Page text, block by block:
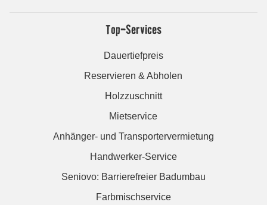
Top-Services
Dauertiefpreis
Reservieren & Abholen
Holzzuschnitt
Mietservice
Anhänger- und Transportervermietung
Handwerker-Service
Seniovo: Barrierefreier Badumbau
Farbmischservice